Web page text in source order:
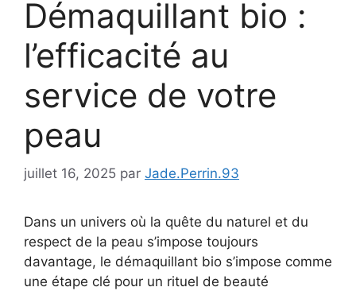
Démaquillant bio :
l’efficacité au
service de votre
peau
juillet 16, 2025 par Jade.Perrin.93
Dans un univers où la quête du naturel et du
respect de la peau s’impose toujours
davantage, le démaquillant bio s’impose comme
une étape clé pour un rituel de beauté